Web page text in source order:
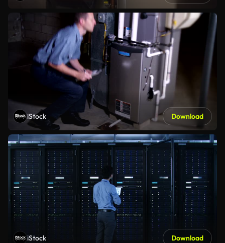
iStock Download
iStock Download